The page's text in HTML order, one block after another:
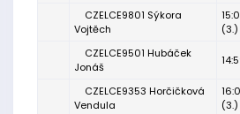
CZELCE9801 Sýkora
Vojtěch
(3.)
CZELCE9501 Hubáček
Jonáš
CZELCE9353 Horčičková
Vendula
(3.)